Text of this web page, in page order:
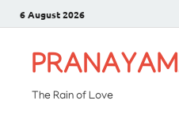
6 August 2026
The Rain of Love